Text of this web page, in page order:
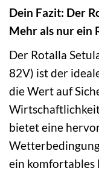
Dein Fazit: Der
Mehr als nur ein
Der Rotalla
82V) ist der
die Wert auf
bietet eine
ein komfortables